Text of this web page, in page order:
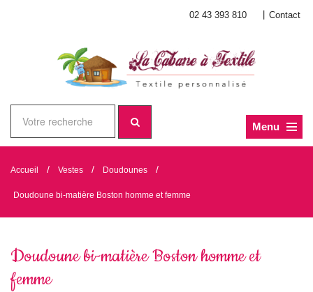
02 43 393 810 Contact
Menu
Accueil / Vestes / Doudounes /
Doudoune bi-matière Boston homme et femme
Doudoune bi-matière Boston homme et
femme